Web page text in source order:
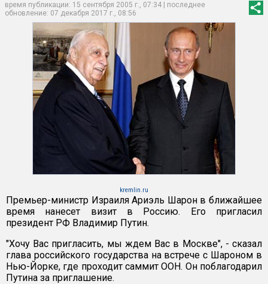
время публикации: 15 сентября 2005 г., 07:34 | последнее
обновление: 07 декабря 2017 г., 08:56
kremlin.ru
Премьер-министр Израиля Ариэль Шарон в ближайшее
время нанесет визит в Россию. Его пригласил
президент РФ Владимир Путин.
"Хочу Вас пригласить, мы ждем Вас в Москве", - сказал
глава российского государства на встрече с Шароном в
Нью-Йорке, где проходит саммит ООН. Он поблагодарил
Путина за приглашение.